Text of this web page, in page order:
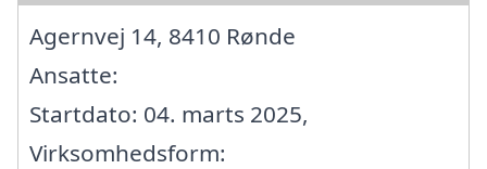
Agernvej 14, 8410 Rønde
Ansatte:
Startdato: 04. marts 2025,
Virksomhedsform: